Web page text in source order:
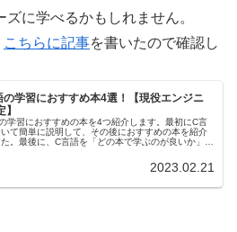
に学べるかもしれません。
こちらに記事を書いたので確認し
の学習におすすめ本4選！【現役エンジニ
】
学習におすすめの本を4つ紹介します。最初にC言
て簡単に説明して、その後におすすめの本を紹介
た。最後に、C言語を「どの本で学ぶのが良いか」の
2023.02.21